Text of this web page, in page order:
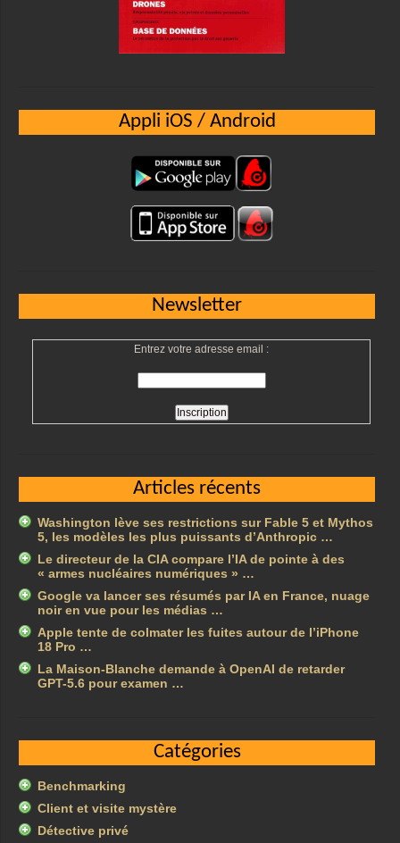
Appli iOS / Android
Newsletter
Entrez votre adresse email :
Articles récents
Washington lève ses restrictions sur Fable 5 et Mythos
5, les modèles les plus puissants d’Anthropic …
Le directeur de la CIA compare l’IA de pointe à des
« armes nucléaires numériques » …
Google va lancer ses résumés par IA en France, nuage
noir en vue pour les médias …
Apple tente de colmater les fuites autour de l’iPhone
18 Pro …
La Maison-Blanche demande à OpenAI de retarder
GPT-5.6 pour examen …
Catégories
Benchmarking
Client et visite mystère
Détective privé